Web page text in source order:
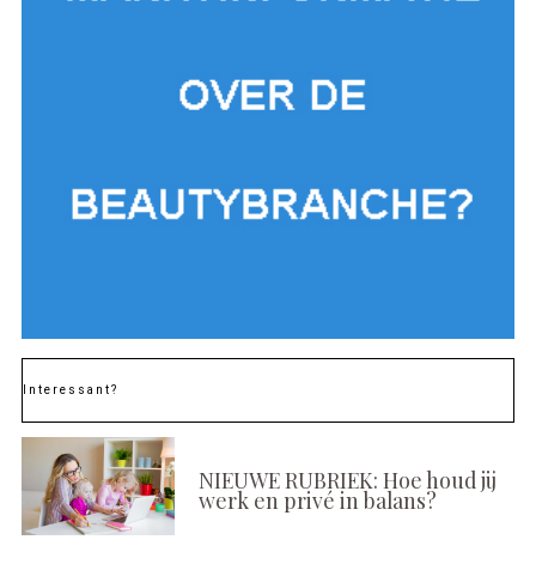
Interessant?
NIEUWE RUBRIEK: Hoe houd jij
werk en privé in balans?